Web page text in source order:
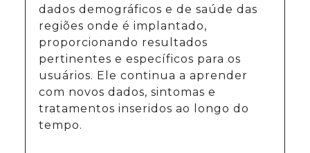
dados demográficos e de saúde das
regiões onde é implantado,
proporcionando resultados
pertinentes e específicos para os
usuários. Ele continua a aprender
com novos dados, sintomas e
tratamentos inseridos ao longo do
tempo.